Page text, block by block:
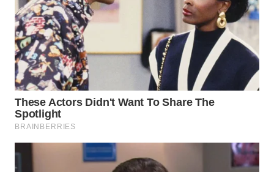
WN
LABUHANBATU
WN
TAPANULI
TENGAH
WN DELI
SERDANG